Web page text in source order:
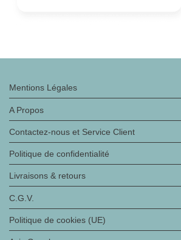
Mentions Légales
A Propos
Contactez-nous et Service Client
Politique de confidentialité
Livraisons & retours
C.G.V.
Politique de cookies (UE)